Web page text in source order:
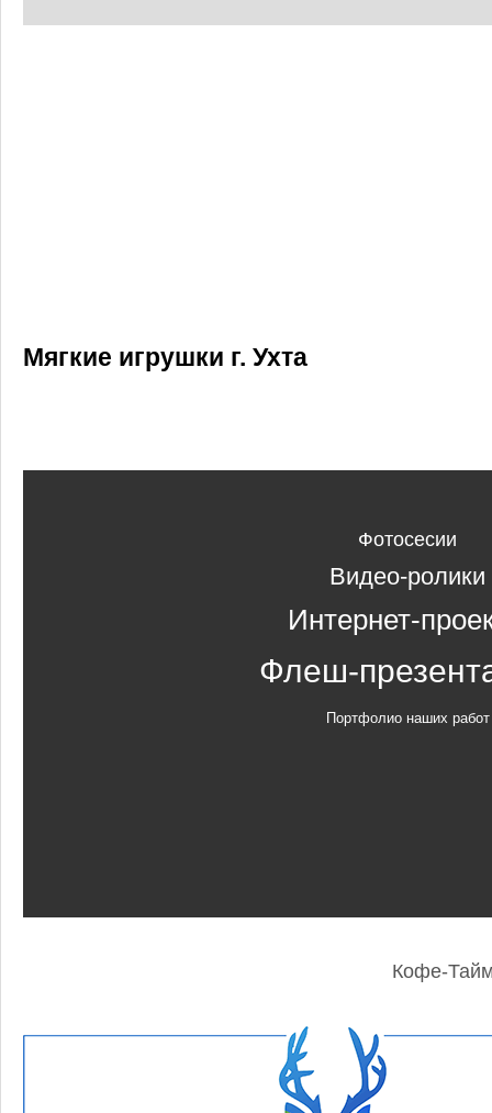
Мягкие игрушки г. Ухта
Фотосесии
Видео-ролики
Интернет-
Флеш-
Портфолио наших работ
Кофе-